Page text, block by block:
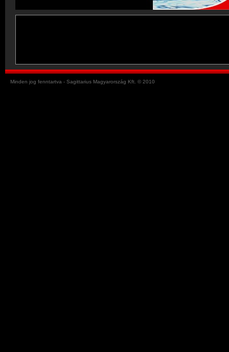
Minden jog fenntartva - Sagittarius Magyarország Kft. © 2010